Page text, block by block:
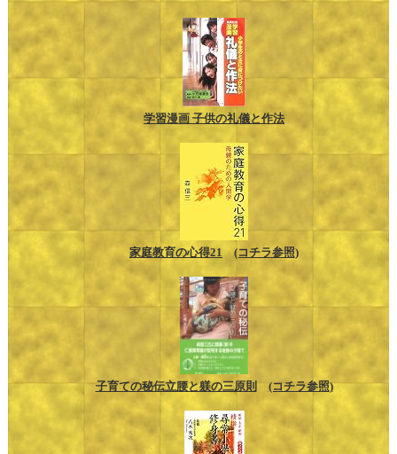
学習漫画 子供の礼儀と作法
家庭教育の心得21 (コチラ参照)
子育ての秘伝立腰と躾の三原則 (コチラ参照)